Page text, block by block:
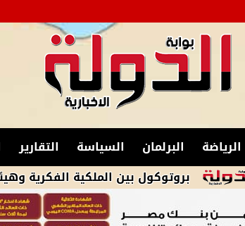
الرياضة البرلمان السياسة التقارير
بروتوكول بين الملكية الفكرية وهيئة الدواء